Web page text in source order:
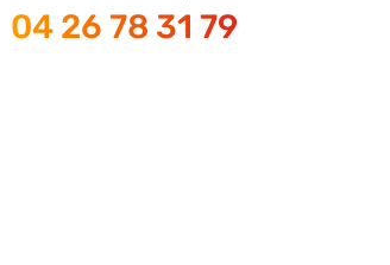
04 26 78 31 79